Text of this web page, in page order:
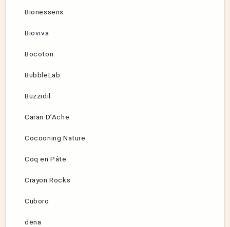
Bionessens
Bioviva
Bocoton
BubbleLab
Buzzidil
Caran D’Ache
Cocooning Nature
Coq en Pâte
Crayon Rocks
Cuboro
dëna